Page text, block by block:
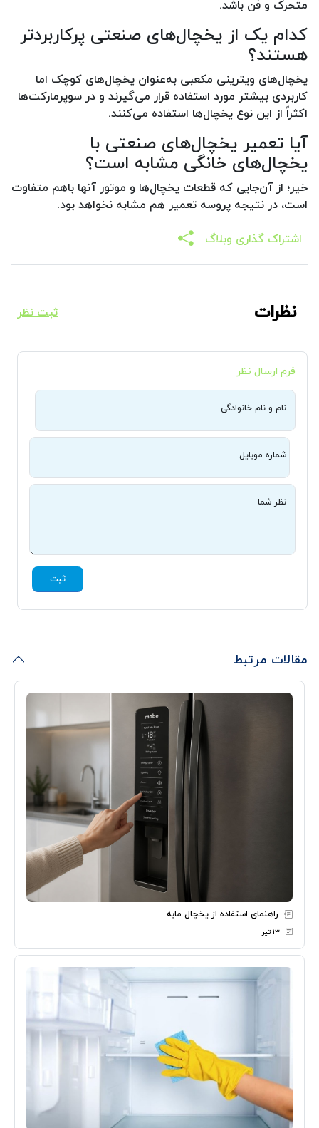
متحرک و فن باشد.
کدام یک از یخچال‌های صنعتی پرکاربردتر
هستند؟
یخچال‌های ویترینی مکعبی به‌عنوان یخچال‌های کوچک اما
کاربردی بیشتر مورد استفاده قرار می‌گیرند و در سوپرمارکت‌ها
اکثراً از این نوع یخچال‌ها استفاده می‌کنند.
آیا تعمیر یخچال‌های صنعتی با
یخچال‌های خانگی مشابه است؟
خیر؛ از آن‌جایی که قطعات یخچال‌ها و موتور آنها باهم متفاوت
است، در نتیجه پروسه تعمیر هم مشابه نخواهد بود.
اشتراک گذاری وبلاگ
نظرات ثبت نظر
فرم ارسال نظر
نام و نام خانوادگی
شماره موبایل
نظر شما
ثبت
مقالات مرتبط
راهنمای استفاده از یخچال مابه
۱۳ تیر